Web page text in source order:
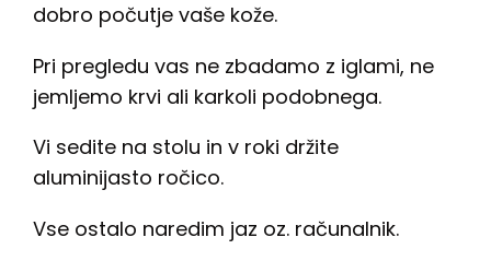
dobro počutje vaše kože.
Pri pregledu vas ne zbadamo z iglami, ne
jemljemo krvi ali karkoli podobnega.
Vi sedite na stolu in v roki držite
aluminijasto ročico.
Vse ostalo naredim jaz oz. računalnik.